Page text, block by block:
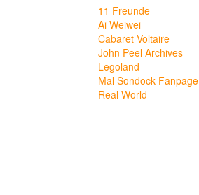
11 Freunde
Ai Weiwei
Cabaret Voltaire
John Peel Archives
Legoland
Mal Sondock Fanpage
Real World